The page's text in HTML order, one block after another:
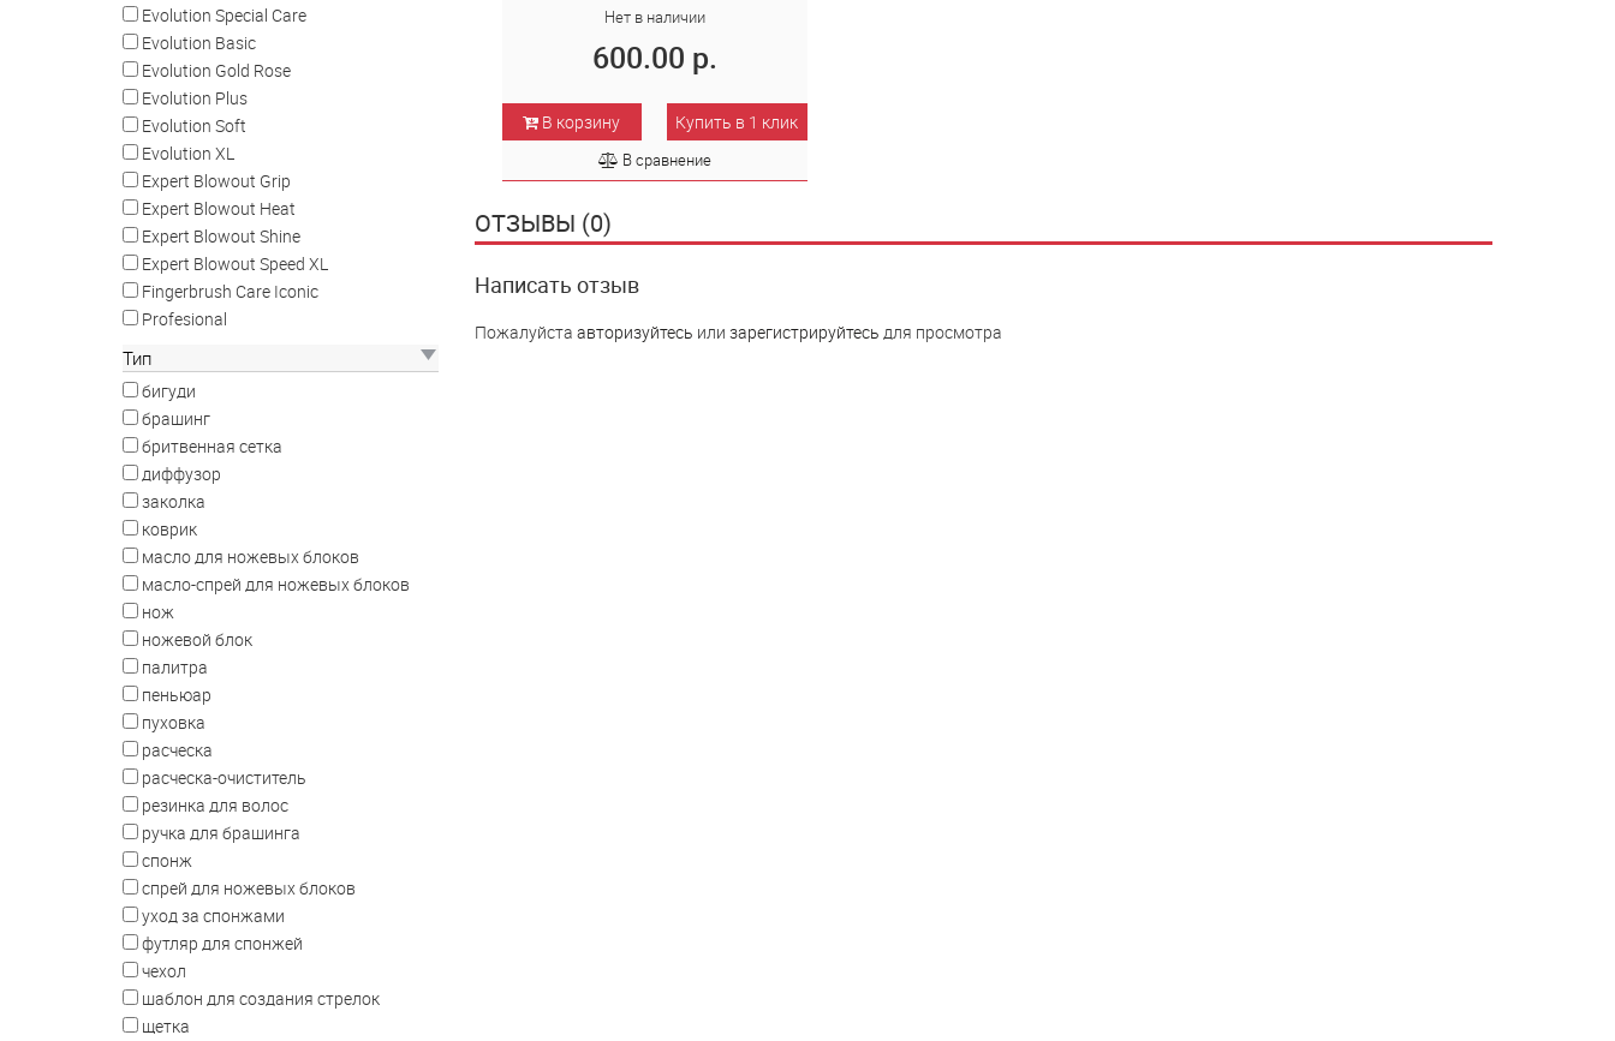
Evolution Special Care
Evolution Basic
Evolution Gold Rose
Evolution Plus
Evolution Soft
Evolution XL
Expert Blowout Grip
Expert Blowout Heat
Expert Blowout Shine
Expert Blowout Speed XL
Fingerbrush Care Iconic
Profesional
Тип
бигуди
брашинг
бритвенная сетка
диффузор
заколка
коврик
масло для ножевых блоков
масло-спрей для ножевых блоков
нож
ножевой блок
палитра
пеньюар
пуховка
расческа
расческа-очиститель
резинка для волос
ручка для брашинга
спонж
спрей для ножевых блоков
уход за спонжами
футляр для спонжей
чехол
шаблон для создания стрелок
щетка
Нет в наличии
600.00 р.
В корзину Купить в 1 клик
В сравнение
ОТЗЫВЫ (0)
Написать отзыв
Пожалуйста авторизуйтесь или зарегистрируйтесь для просмотра